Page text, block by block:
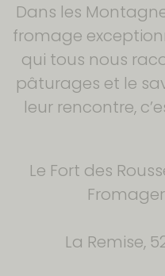
Dans les
fromage
qui tous nous
pâturages et le
leur rencontre,
Le Fort des
La Remise,